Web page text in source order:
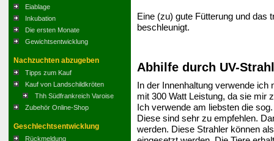
Eiablage
Inkubation
Die ersten Monate
Gewichtsentwicklung
Nachzuchten abzugeben
Tipps zum Kauf
Kauf von Landschildkröten
Thh Südfrankreich Varoise
Zubehör Online-Shop
Geschlechtsentwicklung
Rückmeldung
Eine (zu) gute Fütterung und das
beschleunigt.
Abhilfe durch UV-
In der Innenhaltung verwende ich
mit 300 Watt Leistung, da sie mir
Ich verwende am liebsten die
Diese sind sehr zu empfehlen.
werden. Diese Strahler können